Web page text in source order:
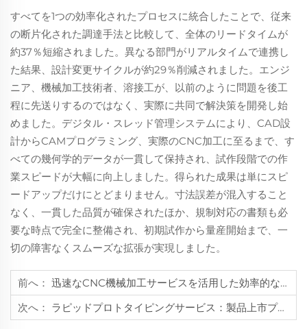
すべてを1つの効率化されたプロセスに統合したことで、従来
の断片化された調達手法と比較して、全体のリードタイムが
約37％短縮されました。異なる部門がリアルタイムで連携し
た結果、設計変更サイクルが約29％削減されました。エンジ
ニア、機械加工技術者、溶接工が、以前のように問題を後工
程に先送りするのではなく、実際に共同で解決策を開発し始
めました。デジタル・スレッド管理システムにより、CAD設
計からCAMプログラミング、実際のCNC加工に至るまで、す
べての幾何学的データが一貫して保持され、試作段階での作
業スピードが大幅に向上しました。得られた成果は単にスピ
ードアップだけにとどまりません。寸法誤差が混入すること
なく、一貫した品質が確保されたほか、規制対応の書類も必
要な時点で完全に整備され、初期試作から量産開始まで、一
切の障害なくスムーズな拡張が実現しました。
前へ： 迅速なCNC機械加工サービスを活用した効率的な生産の実現方法
次へ： ラピッドプロトタイピングサービス：製品上市プロセスを加速